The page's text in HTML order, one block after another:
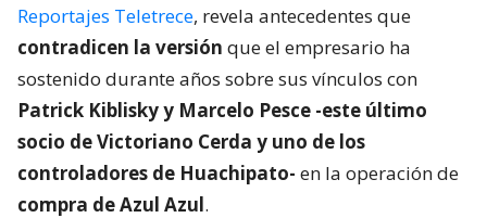
Reportajes Teletrece, revela antecedentes que
contradicen la versión que el empresario ha
sostenido durante años sobre sus vínculos con
Patrick Kiblisky y Marcelo Pesce -este último
socio de Victoriano Cerda y uno de los
controladores de Huachipato- en la operación de
compra de Azul Azul.